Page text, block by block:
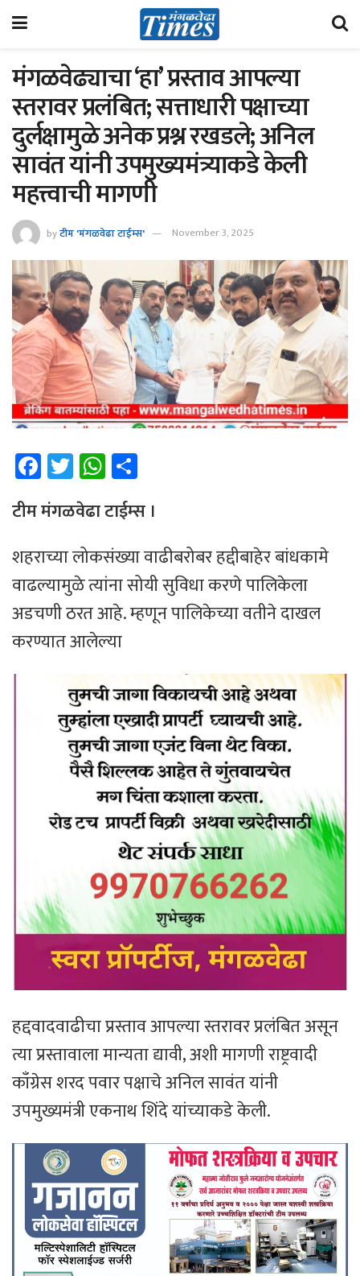
मंगळवेढ्याचा ‘हा’ प्रस्ताव आपल्या
स्तरावर प्रलंबित; सत्ताधारी पक्षाच्या
दुर्लक्षामुळे अनेक प्रश्न रखडले; अनिल
सावंत यांनी उपमुख्यमंत्र्याकडे केली
महत्त्वाची मागणी
byटीम 'मंगळवेढा टाईम्स' November 3, 2025
Fa
ce
b
o
ok
T
wi
tt
er
W
h
at
sA
p
p
e
टीम मंगळवेढा टाईम्स ।
शहराच्या लोकसंख्या वाढीबरोबर हद्दीबाहेर बांधकामे
वाढल्यामुळे त्यांना सोयी सुविधा करणे पालिकेला
अडचणी ठरत आहे. म्हणून पालिकेच्या वतीने दाखल
करण्यात आलेल्या
हद्दवादवाढीचा प्रस्ताव आपल्या स्तरावर प्रलंबित असून
त्या प्रस्तावाला मान्यता द्यावी, अशी मागणी राष्ट्रवादी
काँग्रेस शरद पवार पक्षाचे अनिल सावंत यांनी
उपमुख्यमंत्री एकनाथ शिंदे यांच्याकडे केली.